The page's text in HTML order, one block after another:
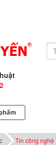
Tin công nghệ